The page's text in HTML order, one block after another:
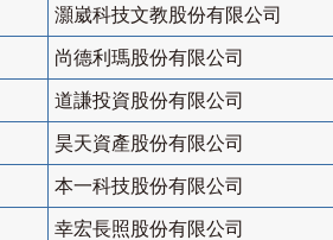
灝崴科技文教股份有限公司
尚德利瑪股份有限公司
道謙投資股份有限公司
昊天資產股份有限公司
本一科技股份有限公司
幸宏長照股份有限公司